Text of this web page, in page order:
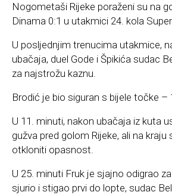
Nogometaši Rijeke poraženi su na
Dinama 0:1 u utakmici 24. kola
U posljednjim trenucima utakmice,
ubačaja, duel Gode i Špikića sudac
za najstrožu kaznu.
Brodić je bio siguran s bijele točke –
U 11. minuti, nakon ubačaja iz kuta
gužva pred golom Rijeke, ali na kraju
otkloniti opasnost.
U 25. minuti Fruk je sjajno odigrao
sjurio i stigao prvi do lopte, sudac